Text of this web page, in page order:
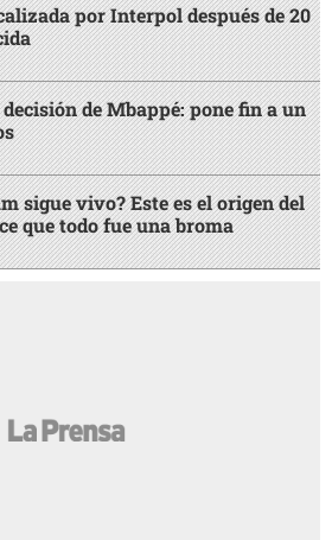
por Interpol después de 20
de Mbappé: pone fin a un
sigue vivo? Este es el origen del
que todo fue una broma